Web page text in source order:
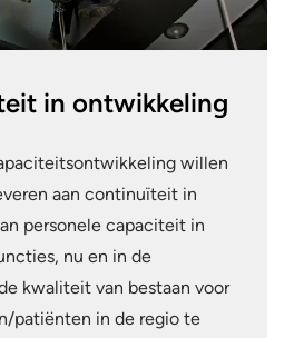
in ontwikkeling
willen
aan continuïteit in
personele capaciteit in
nu en in de
kwaliteit van bestaan voor
patiënten in de regio te